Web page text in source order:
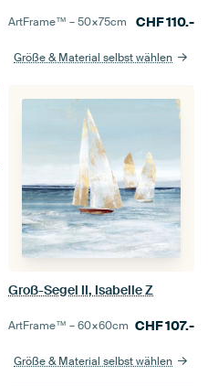
ArtFrame™ –50×75cm CHF110.-
Größe & Material selbst wählen
Groß-Segel II, Isabelle Z
ArtFrame™ –60×60cm CHF107.-
Größe & Material selbst wählen